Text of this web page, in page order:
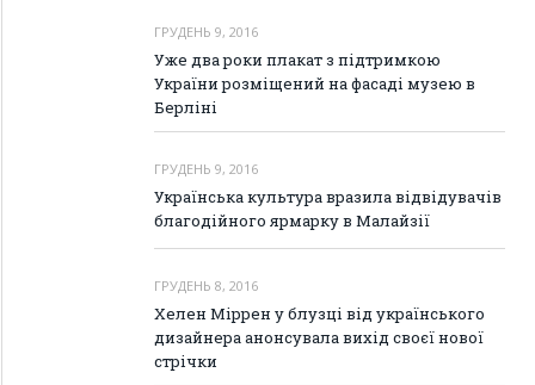
ГРУДЕНЬ 9, 2016
Уже два роки плакат з підтримкою
України розміщений на фасаді музею в
Берліні
ГРУДЕНЬ 9, 2016
Українська культура вразила відвідувачів
благодійного ярмарку в Малайзії
ГРУДЕНЬ 8, 2016
Хелен Міррен у блузці від українського
дизайнера анонсувала вихід своєї нової
стрічки